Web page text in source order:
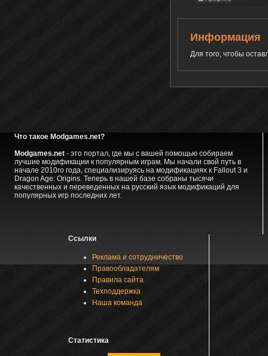
Информация
Для того, чтобы
Что такое Modgames.net?
Modgames.net- это портал, где мы с вашей помощью собираем
лучшие модификации к популярным играм. Мы начали свой путь в
начале 2010го года, специализируясь на модификациях к Fallout 3 и
Dragon Age: Origins. Теперь в нашей базе собраны тысячи
качественных и переведенных на русский язык модификаций для
популярных игр последних лет.
Ссылки
Реклама и сотрудничество
Правообладателям
Правила сайта
Техподдержка
Наша команда
Статистика